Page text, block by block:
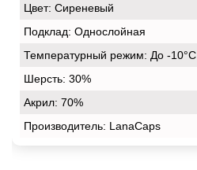
Цвет: Сиреневый
Подклад: Однослойная
Температурный режим: До -10°С
Шерсть: 30%
Акрил: 70%
Производитель: LanaCaps